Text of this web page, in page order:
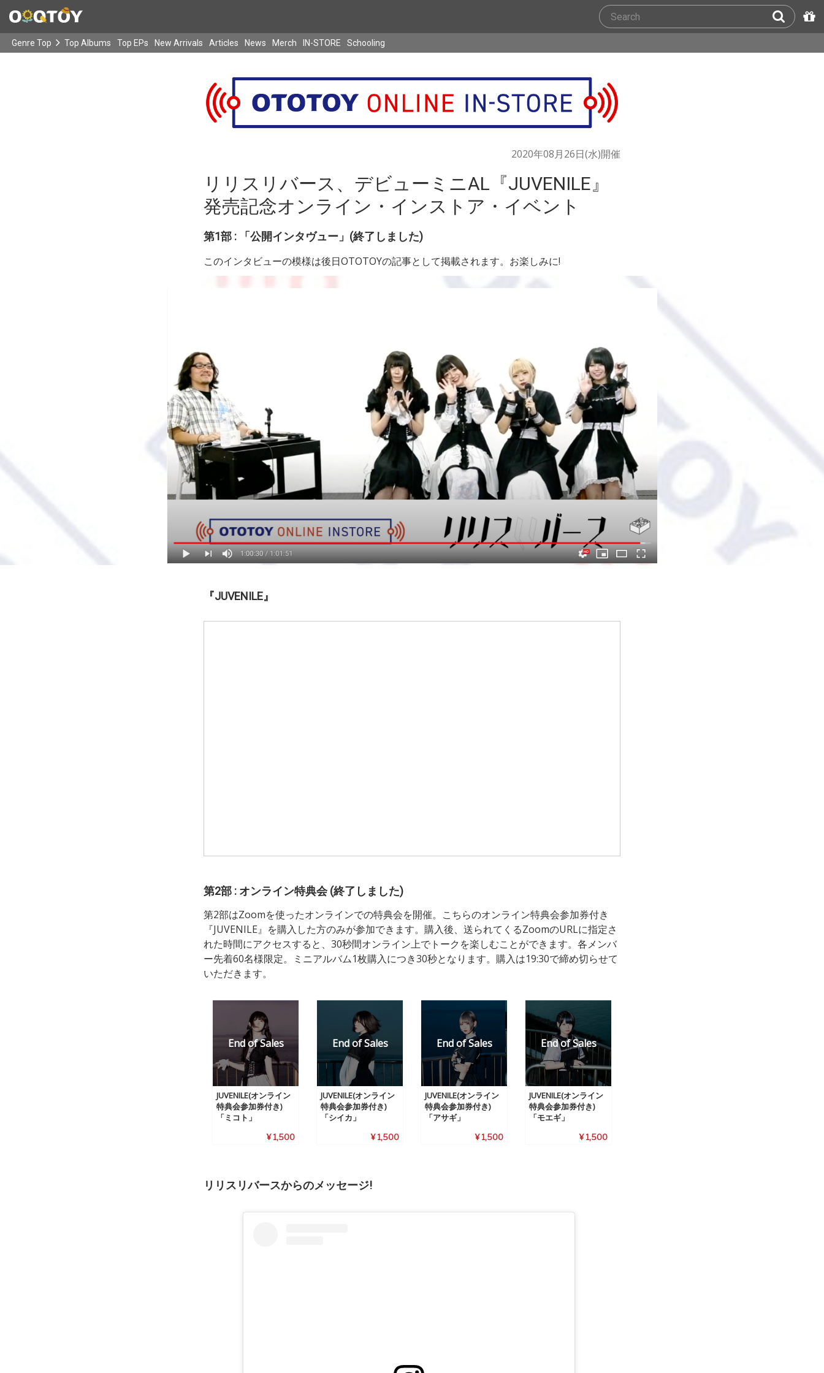
Genre Top Top Albums Top EPs New Arrivals Articles News Merch IN-STORE Schooling
2020年08月26日(水)開催
リリスリバース、デビューミニAL『JUVENILE』
発売記念オンライン・インストア・イベント
第1部 : 「公開インタヴュー」(終了しました)
このインタビューの模様は後日OTOTOYの記事として掲載されます。お楽しみに!
『JUVENILE』
第2部 : オンライン特典会 (終了しました)
第2部はZoomを使ったオンラインでの特典会を開催。こちらのオンライン特典会参加券付き
『JUVENILE』を購入した方のみが参加できます。購入後、送られてくるZoomのURLに指定さ
れた時間にアクセスすると、30秒間オンライン上でトークを楽しむことができます。各メンバ
ー先着60名様限定。ミニアルバム1枚購入につき30秒となります。購入は19:30で締め切らせて
いただきます。
JUVENILE(オンライン
特典会参加券付き)
「ミコト」
¥ 1,500
JUVENILE(オンライン
特典会参加券付き)
「シイカ」
¥ 1,500
JUVENILE(オンライン
特典会参加券付き)
「アサギ」
¥ 1,500
JUVENILE(オンライン
特典会参加券付き)
「モエギ」
¥ 1,500
リリスリバースからのメッセージ!